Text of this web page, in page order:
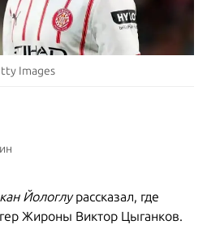
Images
Йологлурассказал, где
Жироны Виктор Цыганков.